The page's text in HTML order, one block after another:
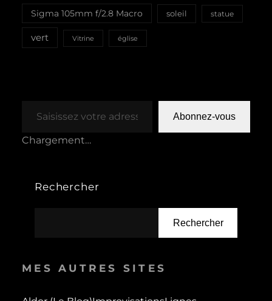
Sigma 105mm f/2.8 Macro soleil statue
vert Vitrine église
Abonnez-vous
Chargement…
Rechercher
Rechercher
MES AUTRES SITES